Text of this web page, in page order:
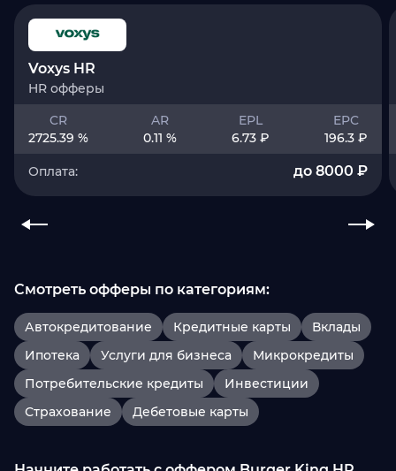
Voxys HR
HR офферы
CR
2725.39 %
AR
0.11 %
EPL
6.73 ₽
EPC
196.3 ₽
Оплата: до 8000 ₽
Смотреть офферы по категориям:
Автокредитование Кредитные карты
Вклады
Ипотека
Услуги для бизнеса
Микрокредиты
Потребительские кредиты
Инвестиции
Страхование
Дебетовые карты